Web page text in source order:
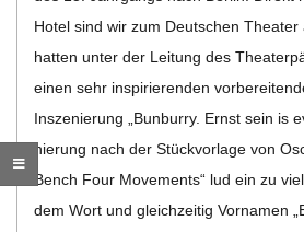
G
O
L
Hotel sind wir zum Deut­schen
hat­ten unter der Lei­tung des
einen sehr inspi­rie­ren­den
Insze­nie­rung „Bun­burry. Ernst sein is
nie­rung nach der Stück­vor­lage von
Bench Four Move­ments“ lud ein zu
dem Wort und gleich­zei­tig Vor­na­men